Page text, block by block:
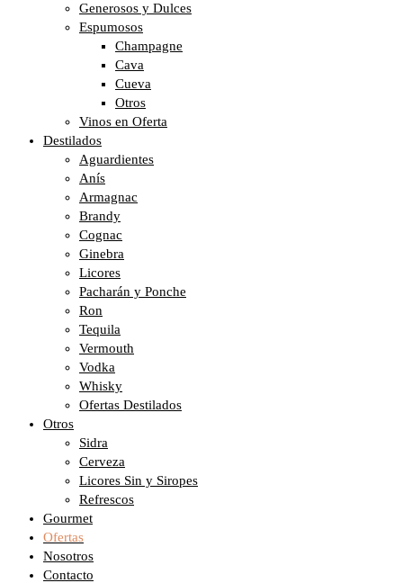
Generosos y Dulces
Espumosos
Champagne
Cava
Cueva
Otros
Vinos en Oferta
Destilados
Aguardientes
Anís
Armagnac
Brandy
Cognac
Ginebra
Licores
Pacharán y Ponche
Ron
Tequila
Vermouth
Vodka
Whisky
Ofertas Destilados
Otros
Sidra
Cerveza
Licores Sin y Siropes
Refrescos
Gourmet
Ofertas
Nosotros
Contacto